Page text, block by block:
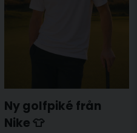
Ny golfpiké från
Nike 👕